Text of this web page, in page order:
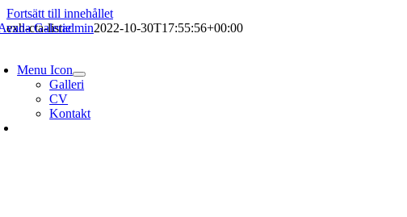
Fortsätt till innehållet
Menu Icon
Galleri
CV
Kontakt
exh-cta-listadmin2022-10-30T17:55:56+00:00